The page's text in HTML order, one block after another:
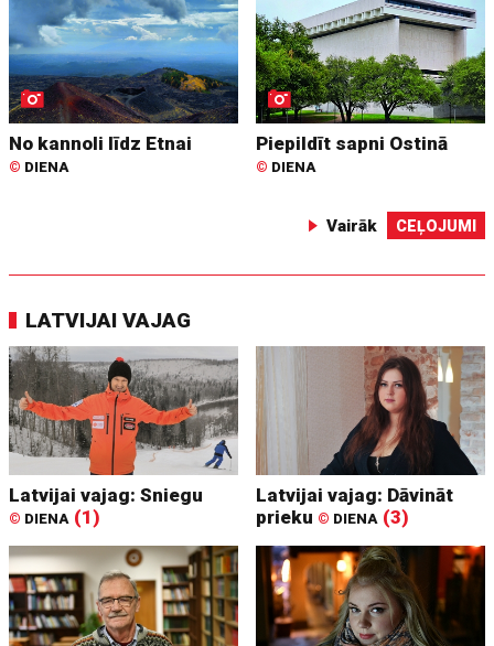
No kannoli līdz Etnai
© DIENA
Piepildīt sapni Ostinā
© DIENA
Vairāk CEĻOJUMI
LATVIJAI VAJAG
Latvijai vajag: Sniegu
© DIENA (1)
Latvijai vajag: Dāvināt
prieku © DIENA (3)